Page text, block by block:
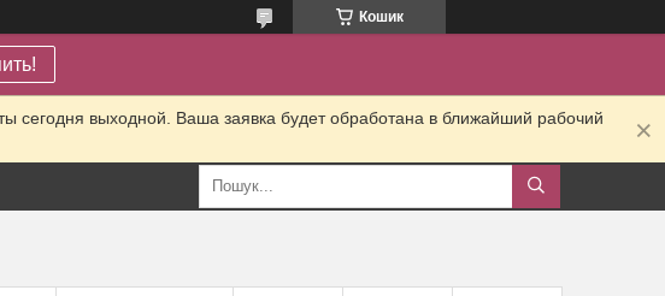
Кошик
сегодня выходной. Ваша заявка будет обработана в ближайший рабочий